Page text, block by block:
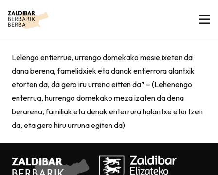
Lelengo entierrue, urrengo domekako mesie ixeten da
dana berena, famelidxiek eta danak entierrora alantxik
etorten da, da gero iru urrena eitten da” – (Lehenengo
enterrua, hurrengo domekako meza izaten da dena
berarena, familiak eta denak enterrura halantxe etortzen
da, eta gero hiru urruna egiten da)